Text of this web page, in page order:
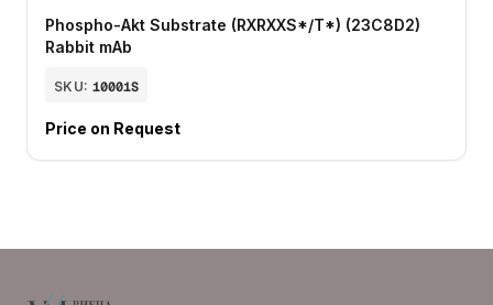
Phospho-Akt Substrate (RXRXXS*/T*) (23C8D2)
Rabbit mAb
SKU: 10001S
Price on Request